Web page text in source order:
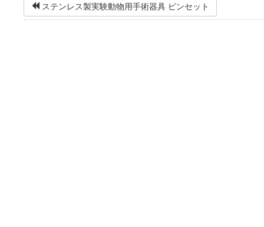
ステンレス製実験動物用手術器具 ピンセット